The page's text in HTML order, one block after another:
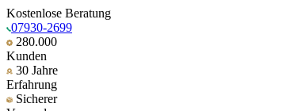
Kostenlose Beratung
07930-2699
280.000
Kunden
30 Jahre
Erfahrung
Sicherer